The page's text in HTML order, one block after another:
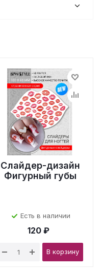
Слайдер-дизайн
Фигурный губы
Есть в наличии
120 ₽
В корзину